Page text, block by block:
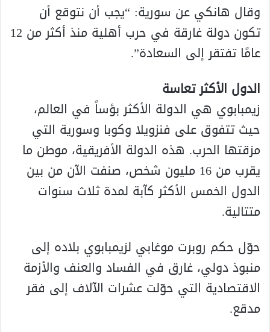
وقال هانكي عن سورية: “يجب أن نتوقع أن
تكون دولة غارقة في حرب أهلية منذ أكثر من 12
عامًا تفتقر إلى السعادة”.
الدول الأكثر تعاسة
زيمبابوي هي الدولة الأكثر بؤساً في العالم،
حيث تتفوق على فنزويلا وكوبا وسورية التي
مزقتها الحرب. هذه الدولة الأفريقية، موطن ما
يقرب من 16 مليون شخص، صنفت الآن من بين
الدول الخمس الأكثر كآبة لمدة ثلاث سنوات
متتالية.
حوّل حكم روبرت موغابي لزيمبابوي بلاده إلى
منبوذ دولي، غارق في الفساد والعنف والأزمة
الاقتصادية التي حوّلت عشرات الآلاف إلى فقر
مدقع.